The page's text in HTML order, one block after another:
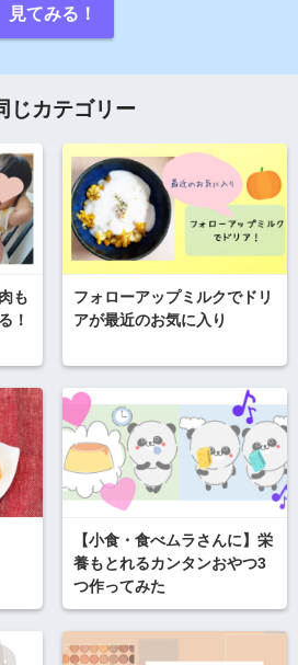
見てみる！
じカテゴリー
も
！
フォローアップミルクでドリ
アが最近のお気に入り
【小食・食べムラさんに】栄
養もとれるカンタンおやつ3
つ作ってみた